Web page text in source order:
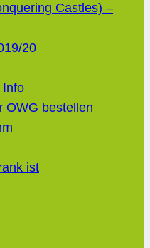
Castles) –
20
Info
OWG bestellen
ist